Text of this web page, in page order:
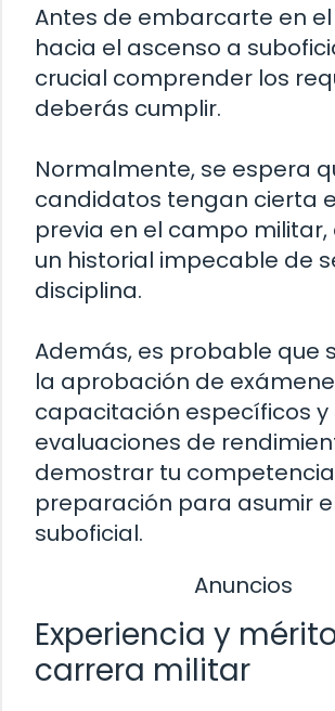
Antes de embarcarte en
hacia el ascenso a
crucial comprender los
deberás cumplir.
Normalmente, se espera
candidatos tengan cierta
previa en el campo
un historial impecable de
disciplina.
Además, es probable que
la aprobación de
capacitación específicos y
evaluaciones de
demostrar tu
preparación para asumir
suboficial.
Anuncios
Experiencia y
carrera militar